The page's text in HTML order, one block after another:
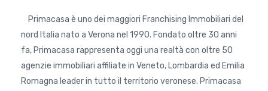
Primacasa è uno dei maggiori Franchising Immobiliari del
nord Italia nato a Verona nel 1990. Fondato oltre 30 anni
fa, Primacasa rappresenta oggi una realtà con oltre 50
agenzie immobiliari affiliate in Veneto, Lombardia ed Emilia
Romagna leader in tutto il territorio veronese. Primacasa